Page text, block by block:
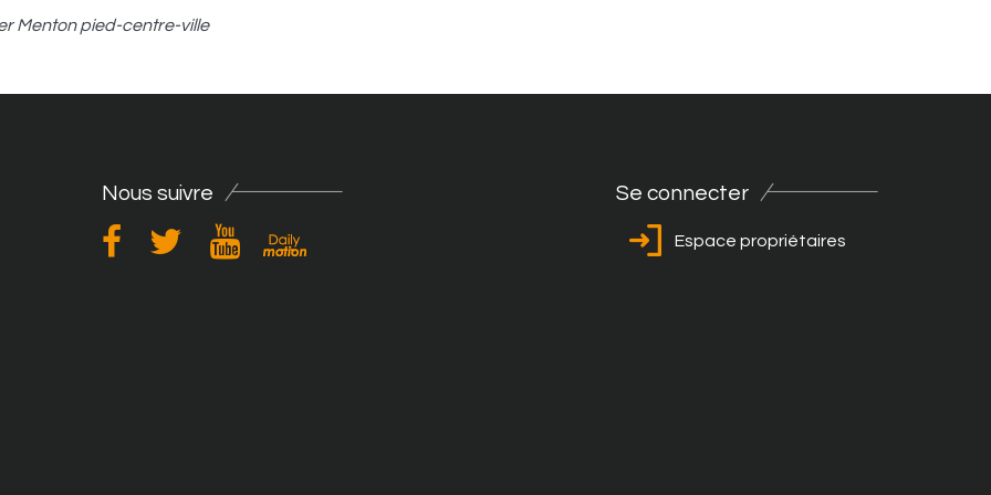
Menton pied-centre-ville
Nous suivre Se connecter
Espace propriétaires